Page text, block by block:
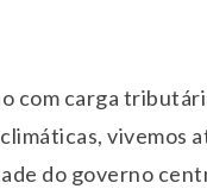
com carga
vivemos
do governo